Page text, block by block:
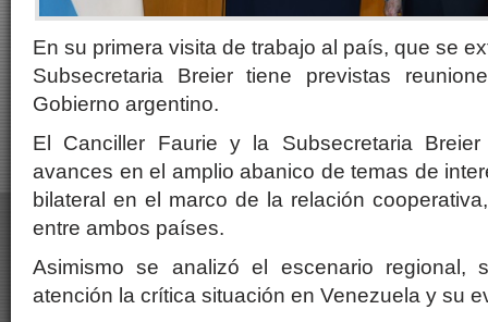
En su primera visita de trabajo al país, que se
Subsecretaria Breier tiene previstas
Gobierno argentino.
El Canciller Faurie y la Subsecretaria
avances en el amplio abanico de temas de
bilateral en el marco de la relación
entre ambos países.
Asimismo se analizó el escenario regional,
atención la crítica situación en Venezuela y su